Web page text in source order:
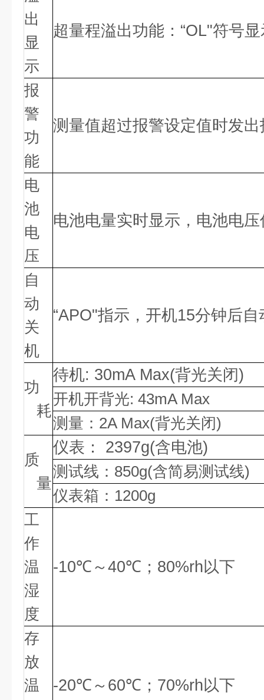
出
显
示
超量程溢出功能： “OL"符号
报
警
功
能
测量值超过报警设定值时发
电
池
电
压
电池电量实时显示，电池电
自
动
关
机
“APO"指示，开机15分钟后自
功
耗
待机: 30mA Max(背光关闭)
开机开背光: 43mA Max
测量： 2A Max(背光关闭)
质
量
仪表：
2397g(含电池)
测试线： 850g(含简易测试线)
仪表箱： 1200g
工
作
温
湿
度
-10℃～40℃；80%rh以下
存
放
温
-20℃～60℃；70%rh以下